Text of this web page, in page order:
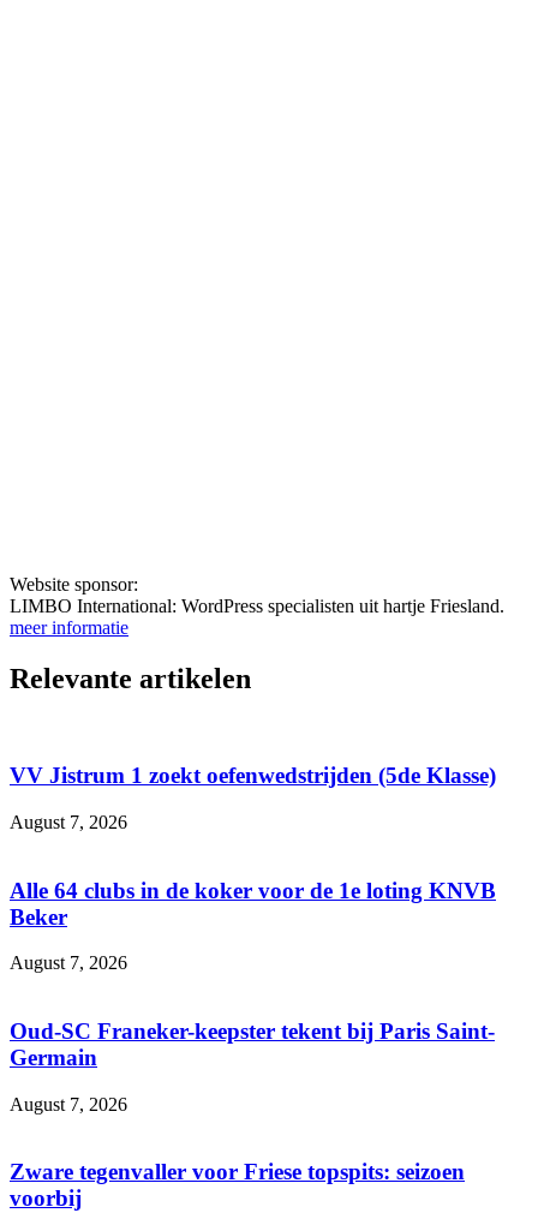
Website sponsor:
LIMBO International: WordPress specialisten uit hartje Friesland.
meer informatie
Relevante artikelen
VV Jistrum 1 zoekt oefenwedstrijden (5de Klasse)
August 7, 2026
Alle 64 clubs in de koker voor de 1e loting KNVB
Beker
August 7, 2026
Oud-SC Franeker-keepster tekent bij Paris Saint-
Germain
August 7, 2026
Zware tegenvaller voor Friese topspits: seizoen
voorbij